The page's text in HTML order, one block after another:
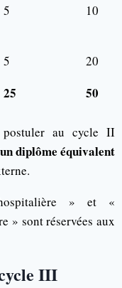
5 10
5 20
25 50
postuler au cycle II
diplôme équivalent
» et «
» sont réservées aux
III